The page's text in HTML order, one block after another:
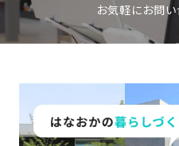
お気軽にお問い